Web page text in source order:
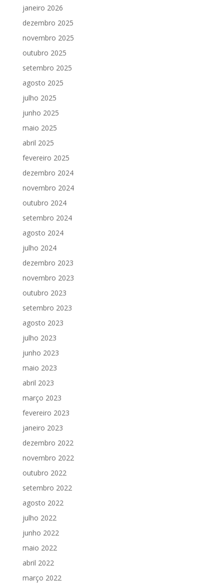
janeiro 2026
dezembro 2025
novembro 2025
outubro 2025
setembro 2025
agosto 2025
julho 2025
junho 2025
maio 2025
abril 2025
fevereiro 2025
dezembro 2024
novembro 2024
outubro 2024
setembro 2024
agosto 2024
julho 2024
dezembro 2023
novembro 2023
outubro 2023
setembro 2023
agosto 2023
julho 2023
junho 2023
maio 2023
abril 2023
março 2023
fevereiro 2023
janeiro 2023
dezembro 2022
novembro 2022
outubro 2022
setembro 2022
agosto 2022
julho 2022
junho 2022
maio 2022
abril 2022
março 2022